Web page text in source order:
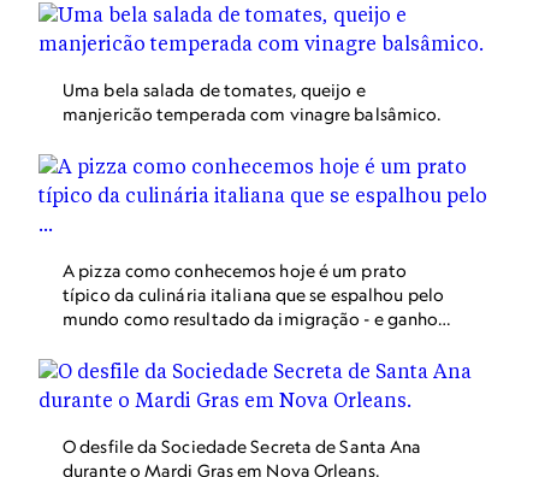
Uma bela salada de tomates, queijo e
manjericão temperada com vinagre balsâmico.
A pizza como conhecemos hoje é um prato
típico da culinária italiana que se espalhou pelo
mundo como resultado da imigração - e ganhou
O desfile da Sociedade Secreta de Santa Ana
durante o Mardi Gras em Nova Orleans.